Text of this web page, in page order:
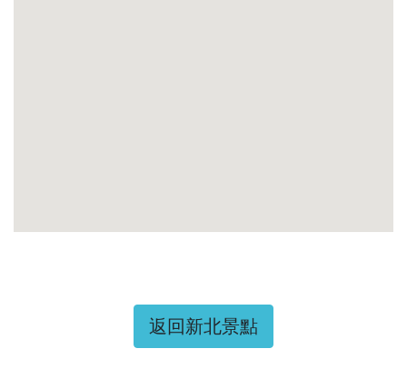
返回新北景點